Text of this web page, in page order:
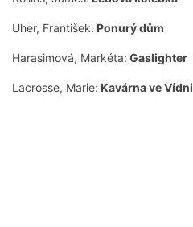
Uher, František: Ponurý dům
Harasimová, Markéta: Gaslighter
Lacrosse, Marie: Kavárna ve Vídni